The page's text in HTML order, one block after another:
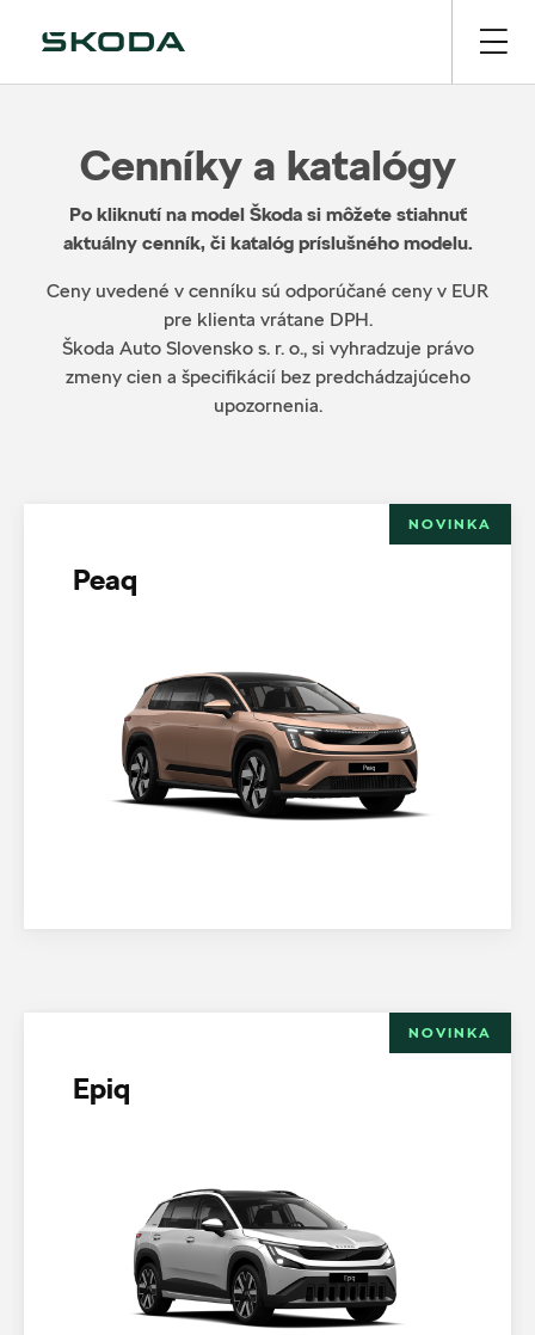
Cenníky a katalógy
Po kliknutí na model Škoda si môžete stiahnuť
aktuálny cenník, či katalóg príslušného modelu.
Ceny uvedené v cenníku sú odporúčané ceny v EUR
pre klienta vrátane DPH.
Škoda Auto Slovensko s. r. o., si vyhradzuje právo
zmeny cien a špecifikácií bez predchádzajúceho
upozornenia.
NOVINKA
Peaq
NOVINKA
Epiq